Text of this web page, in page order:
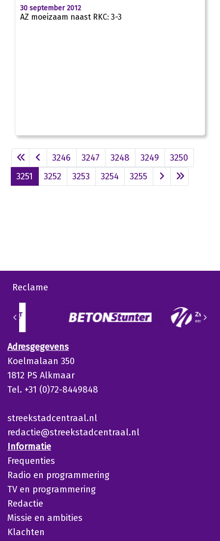
30 september 2012
AZ moeizaam naast RKC: 3-3
3246 3247 3248 3249
3250
3251
3252 3253 3254 3255
Reclame
Adresgegevens
Koelmalaan 350
1812 PS Alkmaar
Tel. +31 (0)72-8449848
streekstadcentraal.nl
redactie@streekstadcentraal.nl
Informatie
Frequenties
Radio en programmering
TV en programmering
Redactie
Missie en ambities
Klachten